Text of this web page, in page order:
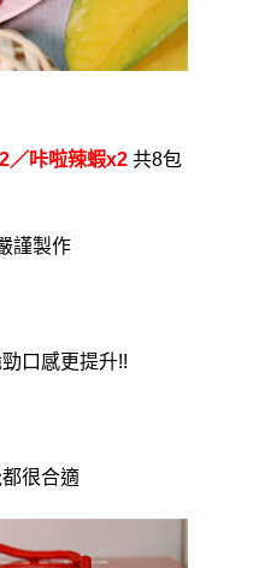
／咔啦辣蝦x2 共8包
謹製作
口感更提升!!
很合適